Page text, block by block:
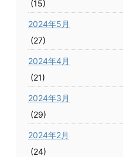
(15)
2024年5月
(27)
2024年4月
(21)
2024年3月
(29)
2024年2月
(24)